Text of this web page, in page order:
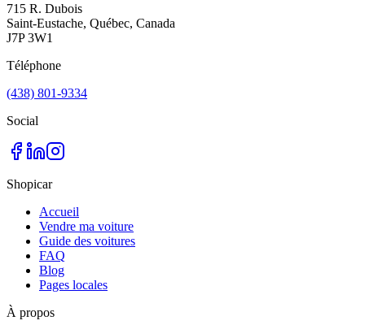
715 R. Dubois
Saint-Eustache, Québec, Canada
J7P 3W1
Téléphone
(438) 801-9334
Social
Shopicar
Accueil
Vendre ma voiture
Guide des voitures
FAQ
Blog
Pages locales
À propos